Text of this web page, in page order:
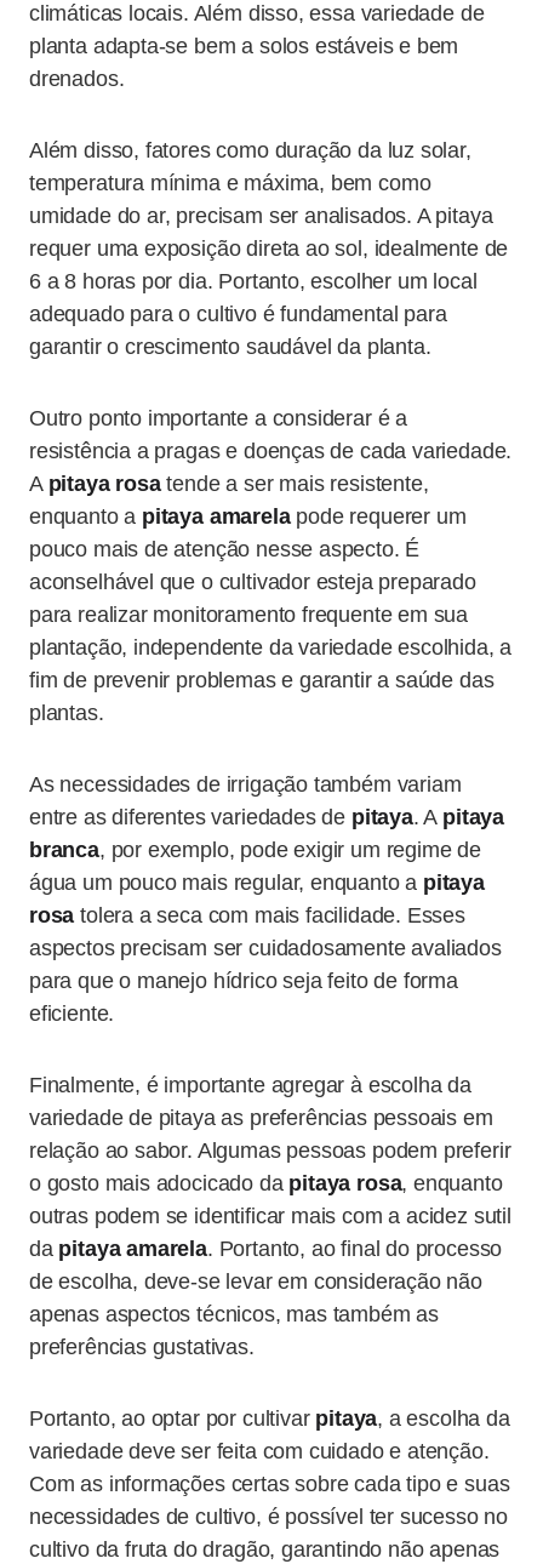
climáticas locais. Além disso, essa variedade de
planta adapta-se bem a solos estáveis e bem
drenados.
Além disso, fatores como duração da luz solar,
temperatura mínima e máxima, bem como
umidade do ar, precisam ser analisados. A pitaya
requer uma exposição direta ao sol, idealmente de
6 a 8 horas por dia. Portanto, escolher um local
adequado para o cultivo é fundamental para
garantir o crescimento saudável da planta.
Outro ponto importante a considerar é a
resistência a pragas e doenças de cada variedade.
A pitaya rosatende a ser mais resistente,
enquanto a pitaya amarelapode requerer um
pouco mais de atenção nesse aspecto. É
aconselhável que o cultivador esteja preparado
para realizar monitoramento frequente em sua
plantação, independente da variedade escolhida, a
fim de prevenir problemas e garantir a saúde das
plantas.
As necessidades de irrigação também variam
entre as diferentes variedades de pitaya. A pitaya
branca, por exemplo, pode exigir um regime de
água um pouco mais regular, enquanto a pitaya
rosa tolera a seca com mais facilidade. Esses
aspectos precisam ser cuidadosamente avaliados
para que o manejo hídrico seja feito de forma
eficiente.
Finalmente, é importante agregar à escolha da
variedade de pitaya as preferências pessoais em
relação ao sabor. Algumas pessoas podem preferir
o gosto mais adocicado da pitaya rosa, enquanto
outras podem se identificar mais com a acidez sutil
da pitaya amarela. Portanto, ao final do processo
de escolha, deve-se levar em consideração não
apenas aspectos técnicos, mas também as
preferências gustativas.
Portanto, ao optar por cultivar pitaya, a escolha da
variedade deve ser feita com cuidado e atenção.
Com as informações certas sobre cada tipo e suas
necessidades de cultivo, é possível ter sucesso no
cultivo da fruta do dragão, garantindo não apenas